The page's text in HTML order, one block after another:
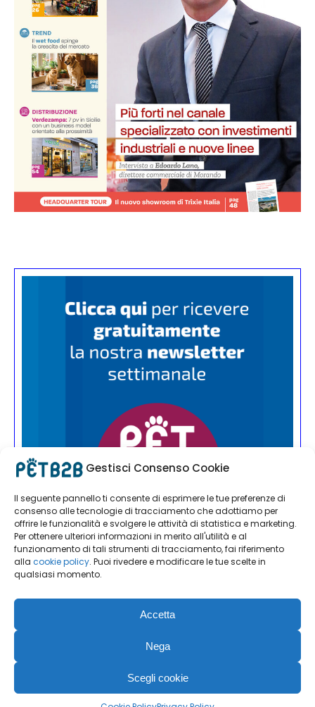
Gestisci Consenso Cookie
Il seguente pannello ti consente di esprimere le tue preferenze di
consenso alle tecnologie di tracciamento che adottiamo per
offrire le funzionalità e svolgere le attività di statistica e marketing.
Per ottenere ulteriori informazioni in merito all'utilità e al
funzionamento di tali strumenti di tracciamento, fai riferimento
alla cookie policy. Puoi rivedere e modificare le tue scelte in
qualsiasi momento.
Accetta
Nega
Scegli cookie
PET B2B | Editoriale Farlastrada Srl | Via Martiri della Libertà, 28
| 20833 Giussano (MB) -Informativa Privacy & Cookie